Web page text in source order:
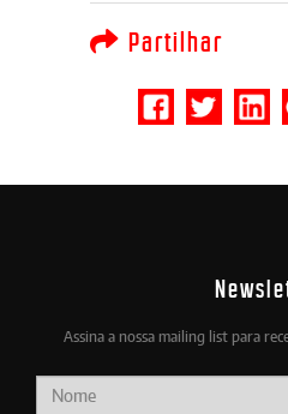
Partilhar
Assina a nossa mailing list para